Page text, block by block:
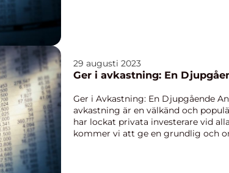
29 augusti 2023
Ger i avkastning: En
Ger i Avkastning: En Djupgående
avkastning är en välkänd och
har lockat privata investerare vid
kommer vi att ge en grundlig och